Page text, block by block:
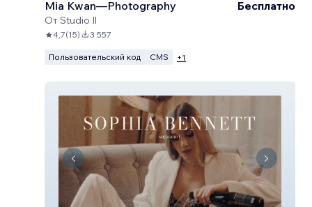
Mia Kwan—Photography
ОтStudio Il
Бесплатно
4,7(15) 3 557
Пользовательский код CMS +1